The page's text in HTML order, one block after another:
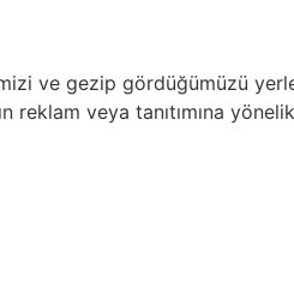
ve gezip gördüğümüzü
reklam veya tanıtımına